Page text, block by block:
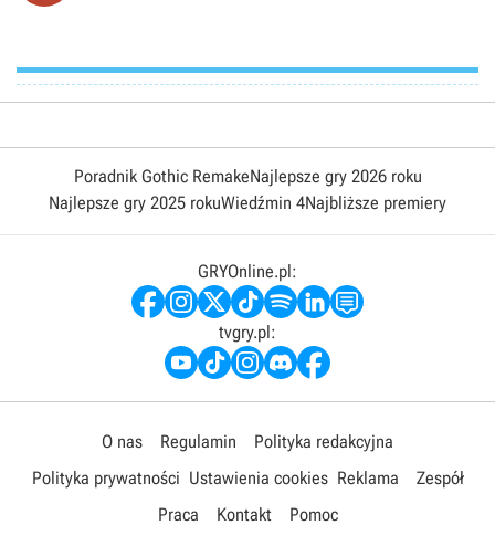
Poradnik Gothic RemakeNajlepsze gry 2026 roku
Najlepsze gry 2025 rokuWiedźmin 4Najbliższe premiery
GRYOnline.pl:
tvgry.pl:
O nas Regulamin
Polityka redakcyjna
Polityka prywatności Ustawienia cookies Reklama
Zespół
Praca
Kontakt Pomoc